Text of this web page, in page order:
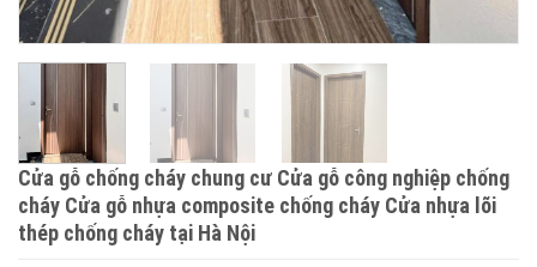
Cửa gỗ chống cháy chung cư Cửa gỗ công nghiệp chống
cháy Cửa gỗ nhựa composite chống cháy Cửa nhựa lõi
thép chống cháy tại Hà Nội